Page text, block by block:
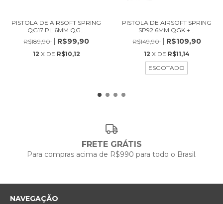
PISTOLA DE AIRSOFT SPRING
QG17 PL 6MM QG...
R$189,90
R$99,90
12 X DE R$10,12
PISTOLA DE AIRSOFT SPRING
SP92 6MM QGK +...
R$149,90
R$109,90
12 X DE R$11,14
ESGOTADO
FRETE GRÁTIS
Para compras acima de R$990 para todo o Brasil.
NAVEGAÇÃO